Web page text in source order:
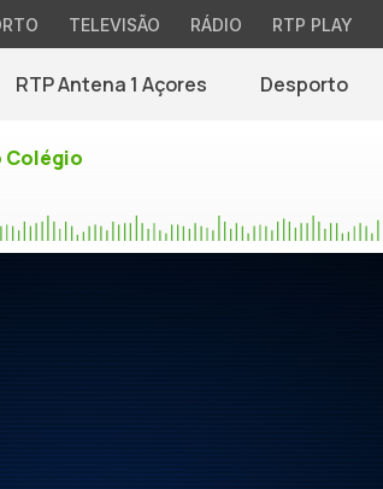
TELEVISÃO RÁDIO RTP PLAY
RTP Antena 1 Açores Desporto
Colégio